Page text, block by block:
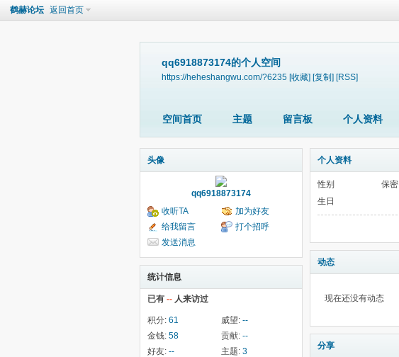
鹤赫论坛 返回首页
qq6918873174的个人空间
https://heheshangwu.com/?6235 [收藏] [复制] [RSS]
空间首页 主题 留言板 个人资料
头像
qq6918873174
收听TA
加为好友
给我留言
打个招呼
发送消息
统计信息
已有 -- 人来访过
积分: 61 威望: --
金钱: 58 贡献: --
好友: -- 主题: 3
个人资料
性别
保密
生日
动态
现在还没有动态
分享